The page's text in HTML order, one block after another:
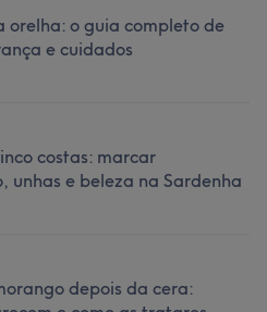
orelha: o guia completo de
e cuidados
costas: marcar
unhas e beleza na Sardenha
depois da cera: